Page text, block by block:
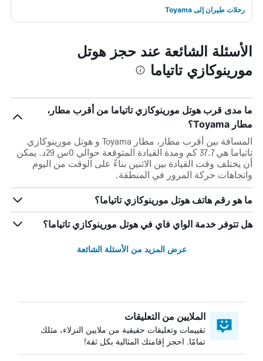
رحلات طيران إلى Toyama
الأسئلة الشائعة عند حجز هوتل
مورينوكازي تاتياما
ما مدى قرب هوتل مورينوكازي تاتياما من أقرب مطار،
مطار Toyama؟
المسافة بين أقرب مطار، مطار Toyama و هوتل مورينوكازي
تاتياما هي 37.7 كم ومدة القيادة المتوقعة حوالي 0س 29د. يمكن
أن يختلف وقت القيادة بين الاثنين بناءً على الوقت من اليوم
واتجاهات حركة المرور في المنطقة.
ما هو رقم هاتف هوتل مورينوكازي تاتياما؟
هل تتوفر خدمة الواي فاي في هوتل مورينوكازي تاتياما؟
عرض المزيد من الأسئلة الشائعة
الملايين من التعليقات
تقييمات وتعليقات حقيقية من ملايين النزلاء، مثلك
تمامًا. احجز إقامتك المثالية بكل ثقة!